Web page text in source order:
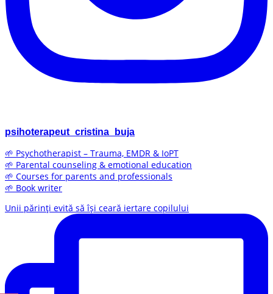
psihoterapeut_cristina_buja
🌱 Psychotherapist – Trauma, EMDR & IoPT
🌱 Parental counseling & emotional education
🌱 Courses for parents and professionals
🌱 Book writer
Unii părinți evită să își ceară iertare copilului